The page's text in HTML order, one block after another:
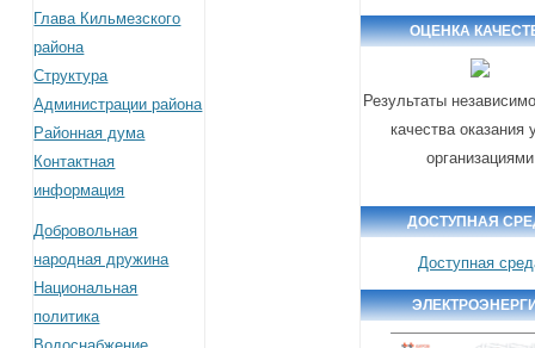
Глава Кильмезского
района
Структура
Администрации района
Районная дума
Контактная
информация
Добровольная
народная дружина
Национальная
политика
ОЦЕНКА
Результаты
качества оказания
организациями
ДОСТУПНАЯ
Доступная